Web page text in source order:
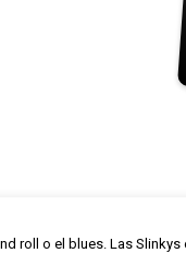
roll o el blues. Las Slinkys